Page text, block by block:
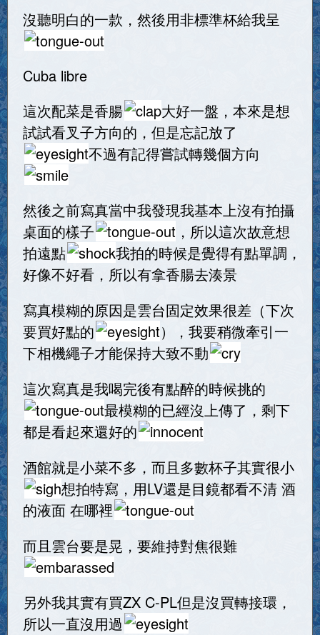
沒聽明白的一款，然後用非標準杯給我呈
Cuba libre
這次配菜是香腸
大好一盤，本來是想
試試看叉子方向的，但是忘記放了
不過有記得嘗試轉幾個方向
然後之前寫真當中我發現我基本上沒有拍攝
桌面的樣子
，所以這次故意想
拍遠點
我拍的時候是覺得有點單調，
好像不好看，所以有拿香腸去湊景
寫真模糊的原因是雲台固定效果很差（下次
要買好點的
），我要稍微牽引一
下相機繩子才能保持大致不動
這次寫真是我喝完後有點醉的時候挑的
最模糊的已經沒上傳了，剩下
都是看起來還好的
酒館就是小菜不多，而且多數杯子其實很小
想拍特寫，用LV還是目鏡都看不清 酒
的液面 在哪裡
而且雲台要是晃，要維持對焦很難
另外我其實有買ZX C-PL但是沒買轉接環，
所以一直沒用過